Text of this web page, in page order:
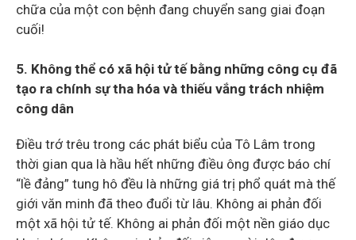
chữa của một con bệnh đang chuyển sang giai đoạn
cuối!
5. Không thể có xã hội tử tế bằng những công cụ đã
tạo ra chính sự tha hóa và thiếu vắng trách nhiệm
công dân
Điều trớ trêu trong các phát biểu của Tô Lâm trong
thời gian qua là hầu hết những điều ông được báo chí
“lề đảng” tung hô đều là những giá trị phổ quát mà thế
giới văn minh đã theo đuổi từ lâu. Không ai phản đối
một xã hội tử tế. Không ai phản đối một nền giáo dục